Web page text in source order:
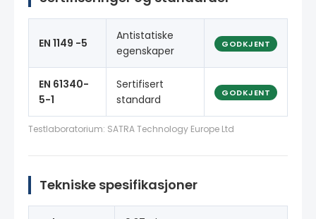
EN 1149 -5
Antistatiske
egenskaper
GODKJENT
EN 61340-
5-1
Sertifisert
standard
GODKJENT
Testlaboratorium: SATRA Technology Europe Ltd
Tekniske spesifikasjoner